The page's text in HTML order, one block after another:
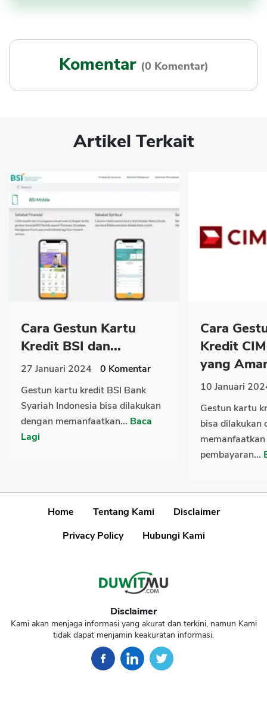
Komentar (0 Komentar)
Artikel Terkait
Cara Gestun Kartu
Kredit BSI dan...
27 Januari 2024 0 Komentar
Gestun kartu kredit BSI Bank
Syariah Indonesia bisa dilakukan
dengan memanfaatkan... Baca
Lagi
Cara
Kredit
yang
10 Januari
Gestun kartu
bisa dilakukan
pembayaran...
Home Tentang Kami
Disclaimer
Privacy Policy
Hubungi Kami
Disclaimer
Kami akan menjaga informasi yang akurat dan terkini, namun Kami
tidak dapat menjamin keakuratan informasi.